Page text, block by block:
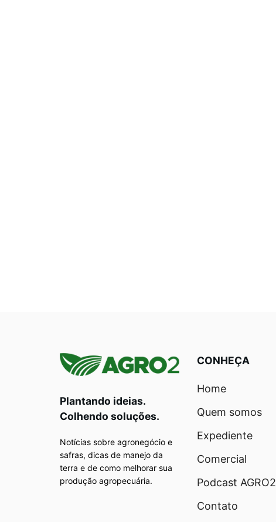
Plantando ideias.
Colhendo soluções.
Notícias sobre agronegócio e
safras, dicas de manejo da
terra e de como melhorar sua
produção agropecuária.
CONHEÇA
Home
Quem somos
Expediente
Comercial
Podcast AGRO2
Contato